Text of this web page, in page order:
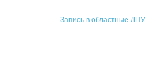
Запись в областные ЛПУ